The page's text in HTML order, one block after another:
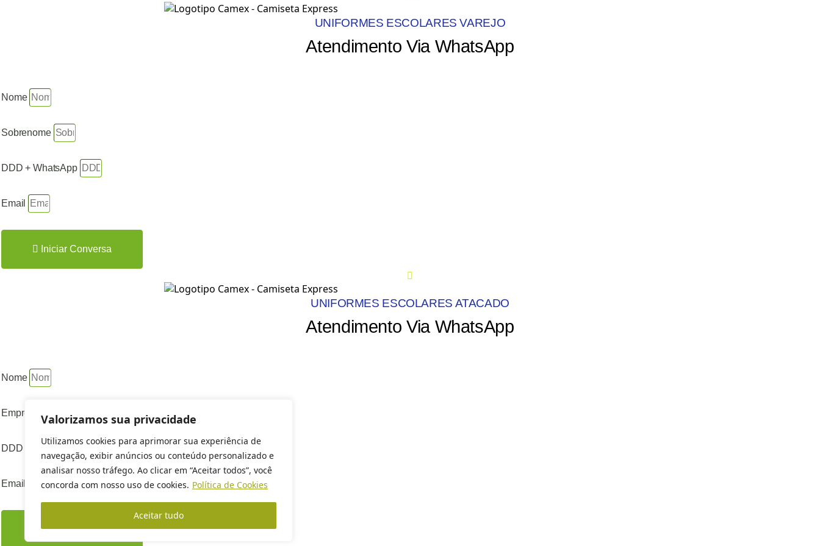
Valorizamos sua privacidade
Utilizamos cookies para aprimorar sua experiência de
navegação, exibir anúncios ou conteúdo personalizado e
analisar nosso tráfego. Ao clicar em “Aceitar todos”, você
concorda com nosso uso de cookies. Política de Cookies
Aceitar tudo
UNIFORMES ESCOLARES VAREJO
Atendimento Via WhatsApp
Nome
Sobrenome
DDD + WhatsApp
Email
Iniciar Conversa
UNIFORMES ESCOLARES ATACADO
Atendimento Via WhatsApp
Nome
Empresa
DDD + WhatsApp
Email
Iniciar Conversa